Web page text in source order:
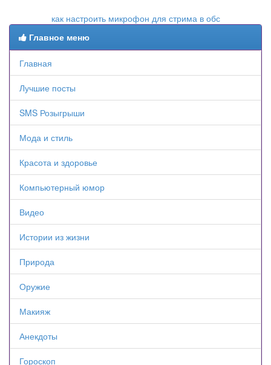
как настроить микрофон для стрима в обс
Главное меню
Главная
Лучшие посты
SMS Розыгрыши
Мода и стиль
Красота и здоровье
Компьютерный юмор
Видео
Истории из жизни
Природа
Оружие
Макияж
Анекдоты
Гороскоп